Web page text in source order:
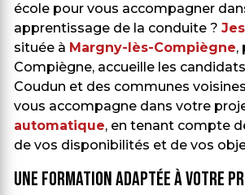
école pour vous accompagner
apprentissage de la conduite ?
située à Margny-lès-Compiègne,
Compiègne, accueille les
Coudun et des communes
vous accompagne dans votre
automatique, en tenant compte
de vos disponibilités et de vos
Une formation adaptée à votre